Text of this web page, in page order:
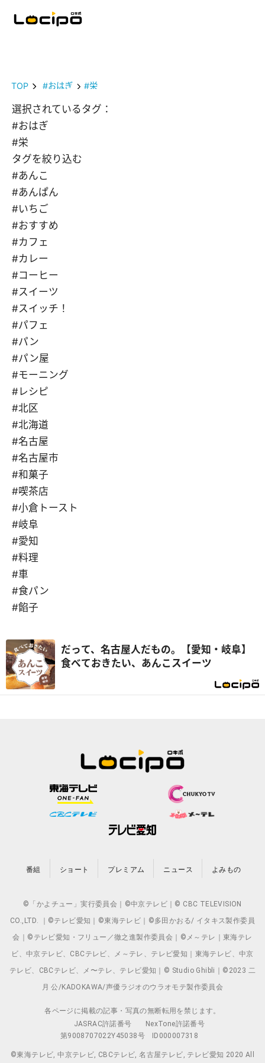
TOP #おはぎ #栄
選択されているタグ：
#おはぎ
#栄
タグを絞り込む
#あんこ
#あんぱん
#いちご
#おすすめ
#カフェ
#カレー
#コーヒー
#スイーツ
#スイッチ！
#パフェ
#パン
#パン屋
#モーニング
#レシピ
#北区
#北海道
#名古屋
#名古屋市
#和菓子
#喫茶店
#小倉トースト
#岐阜
#愛知
#料理
#車
#食パン
#餡子
だって、名古屋人だもの。【愛知・岐阜】
食べておきたい、あんこスイーツ
番組 ショート プレミアム ニュース よみもの
©「かよチュー」実行委員会｜©中京テレビ｜© CBC TELEVISION
CO.,LTD. ｜©テレビ愛知｜©東海テレビ｜©多田かおる/ イタキス製作委員
会｜©テレビ愛知・フリュー／徹之進製作委員会｜©メ～テレ｜東海テレ
ビ、中京テレビ、CBCテレビ、メ～テレ、テレビ愛知｜東海テレビ、中京
テレビ、CBCテレビ、メ〜テレ、テレビ愛知｜© Studio Ghibli｜©2023 二
月 公/KADOKAWA/声優ラジオのウラオモテ製作委員会
各ページに掲載の記事・写真の無断転用を禁じます。
JASRAC許諾番号
NexTone許諾番号
第9008707022Y45038号
ID000007318
©東海テレビ, 中京テレビ, CBCテレビ, 名古屋テレビ, テレビ愛知 2020 All